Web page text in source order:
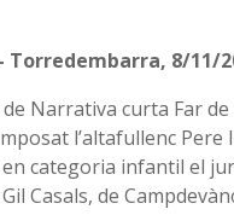
– Torredembarra, 8/11/
de Narrativa curta Far
l’altafullenc
categoria infantil el
Casals, de